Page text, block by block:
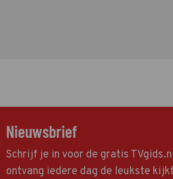
Nieuwsbrief
Schrijf je in voor de gratis
ontvang iedere dag de leukste